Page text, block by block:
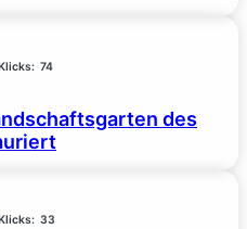
74
des
Klicks: 33